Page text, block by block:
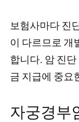
보험사마다 진
이 다르므로 개
합니다. 암 진
금 지급에 중요
자궁경부